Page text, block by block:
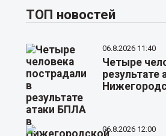
ТОП новостей
06.8.2026 11:40
Четыре
результате
06.8.2026 12:00